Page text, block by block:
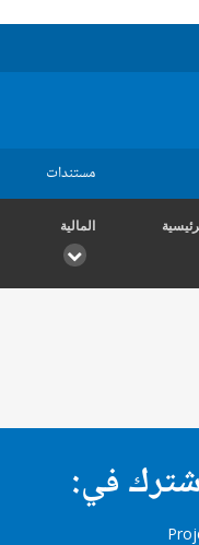
مستندات
المالية
في: